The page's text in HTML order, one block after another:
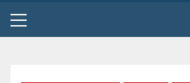
Primary